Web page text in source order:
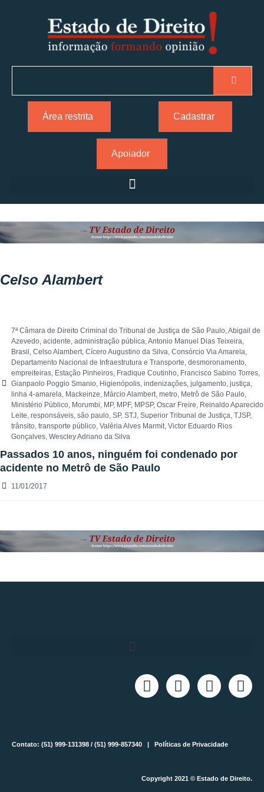
Área restrita Cadastrar
Apoiador
Celso Alambert
7ª Câmara de Direito Criminal do Tribunal de Justiça de São Paulo,Abigail de
Azevedo, acidente, administração pública,Antonio Manuel Dias Teixeira,
Brasil , Celso Alambert, Cícero Augustino da Silva, Consórcio Via Amarela,
Departamento Nacional de Infraestrutura e Transporte, desmoronamento,
empreiteiras, Estação Pinheiros, Fradique Coutinho, Francisco Sabino Torres,
Gianpaolo Poggio Smanio, Higienópolis, indenizações, julgamento, justiça,
linha 4-amarela, Mackeinze, Márcio Alambert, metro, Metrô de São Paulo,
Ministério Público, Morumbi, MP, MPF, MPSP, Oscar Freire, Reinaldo Aparecido
Leite, responsáveis, são paulo, SP, STJ, Superior Tribunal de Justiça, TJSP,
trânsito, transporte público, Valéria Alves Marmit, Victor Eduardo Rios
Gonçalves, Wescley Adriano da Silva
Passados 10 anos, ninguém foi condenado por
acidente no Metrô de São Paulo
11/01/2017
Contato: (51) 999-131398 / (51) 999-857340 | Políticas de Privacidade
Copyright 2021 © Estado de Direito.